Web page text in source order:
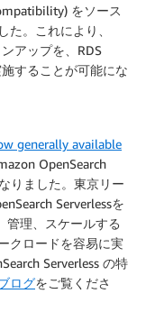
をソース
た。これにより、
アップを、RDS
することが可能にな
generally available
OpenSearch
りました。東京リー
Serverlessを
管理、スケールする
クロードを容易に実
Serverless の特
ログをご覧くださ